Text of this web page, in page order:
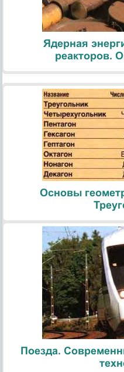
Ядерная
реакторов.
Основы
Поезда.